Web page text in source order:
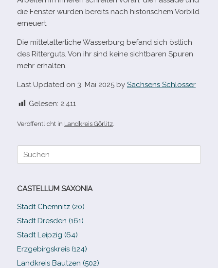
die Fenster wur­den bereits nach his­to­ri­schem Vorbild
erneuert.
Die mit­tel­al­ter­li­che Wasserburg befand sich öst­lich
des Ritterguts. Von ihr sind keine sicht­ba­ren Spuren
mehr erhalten.
Last Updated on 3. Mai 2025 by Sachsens Schlösser
Gelesen: 2.411
Veröffentlicht in Landkreis Görlitz
Suche
CASTELLUM SAXONIA
Stadt Chemnitz (20)
Stadt Dresden (161)
Stadt Leipzig (64)
Erzgebirgskreis (124)
Landkreis Bautzen (502)